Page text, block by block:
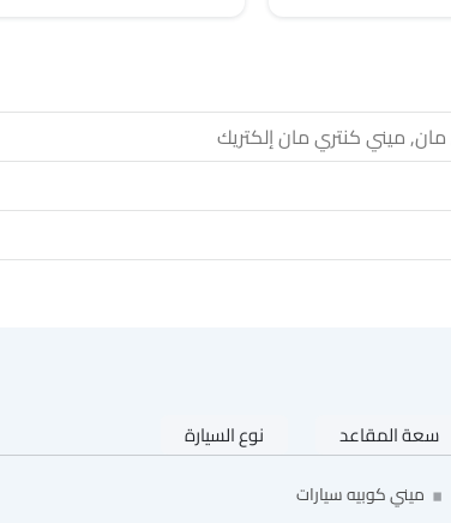
ميني كنتري مان إلكتريك
سعة المقاعد نوع السيارة
ميني كوبيه سيارات